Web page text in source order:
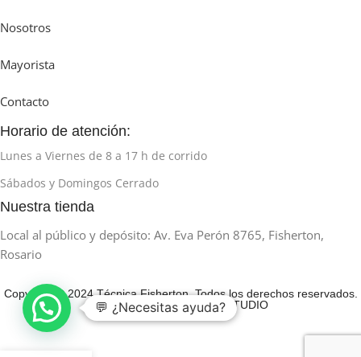
Nosotros
Mayorista
Contacto
Horario de atención:
Lunes a Viernes de 8 a 17 h de corrido
Sábados y Domingos Cerrado
Nuestra tienda
Local al público y depósito: Av. Eva Perón 8765, Fisherton,
Rosario
Copyright © 2024 Técnica Fisherton. Todos los derechos reservados.
Desarrollado por HUMAN STUDIO
💬 ¿Necesitas ayuda?